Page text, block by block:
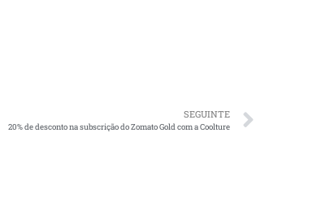
SEGUINTE
20% de desconto na subscrição do Zomato Gold com a Coolture